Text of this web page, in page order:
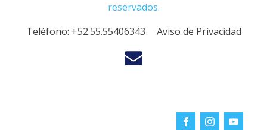
reservados.
Teléfono: +52.55.55406343 Aviso de Privacidad